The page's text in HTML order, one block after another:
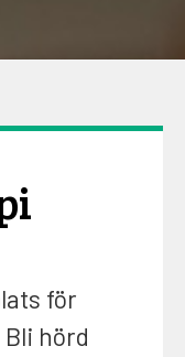
för
hörd